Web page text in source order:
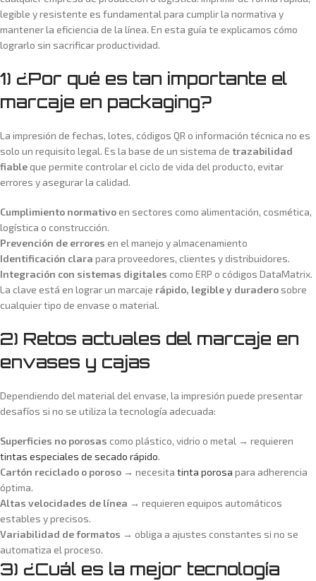
legible y resistente es fundamental para cumplir la normativa y
mantener la eficiencia de la línea. En esta guía te explicamos cómo
lograrlo sin sacrificar productividad.
1) ¿Por qué es tan importante el
marcaje en packaging?
La impresión de fechas, lotes, códigos QR o información técnica no es
solo un requisito legal. Es la base de un sistema de trazabilidad
fiableque permite controlar el ciclo de vida del producto, evitar
errores y asegurar la calidad.
Cumplimiento normativoen sectores como alimentación, cosmética,
logística o construcción.
Prevención de errores en el manejo y almacenamiento
Identificación clara para proveedores, clientes y distribuidores.
Integración con sistemas digitales como ERP o códigos DataMatrix.
La clave está en lograr un marcaje rápido, legible y duradero sobre
cualquier tipo de envase o material.
2) Retos actuales del marcaje en
envases y cajas
Dependiendo del material del envase, la impresión puede presentar
desafíos si no se utiliza la tecnología adecuada:
Superficies no porosas como plástico, vidrio o metal → requieren
tintas especiales de secado rápido.
Cartón reciclado o poroso → necesita tinta porosa para adherencia
óptima.
Altas velocidades de línea → requieren equipos automáticos
estables y precisos.
Variabilidad de formatos → obliga a ajustes constantes si no se
automatiza el proceso.
3) ¿Cuál es la mejor tecnología